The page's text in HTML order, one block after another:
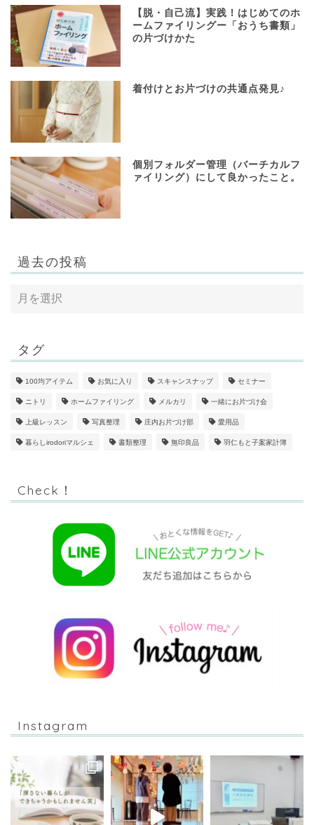
【脱・自己流】実践！はじめてのホ
ームファイリングー「おうち書類」
の片づけかた
着付けとお片づけの共通点発見♪
個別フォルダー管理（バーチカルフ
ァイリング）にして良かったこと。
過去の投稿
タグ
100均アイテム お気に入り スキャンスナップ セミナー
ニトリ ホームファイリング メルカリ 一緒にお片づけ会
上級レッスン 写真整理 庄内お片づけ部 愛用品
暮らしirodoriマルシェ 書類整理 無印良品 羽仁もと子案家計簿
Check！
Instagram